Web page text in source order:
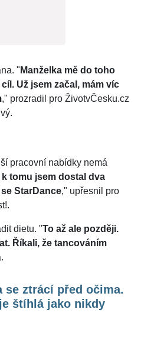
" Manželka mě do toho
Už jsem začal, mám víc
," prozradil pro ŽivotvČesku.cz
pracovní nabídky nemá
tomu jsem dostal dva
StarDance," upřesnil pro
dietu. "To až ale později.
Říkali, že tancováním
se ztrácí před očima.
štíhlá jako nikdy